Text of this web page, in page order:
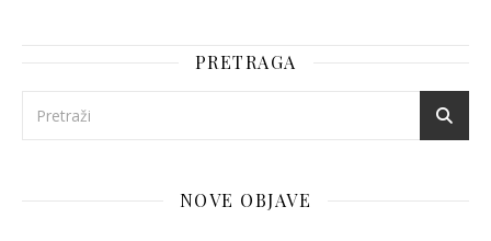
PRETRAGA
NOVE OBJAVE